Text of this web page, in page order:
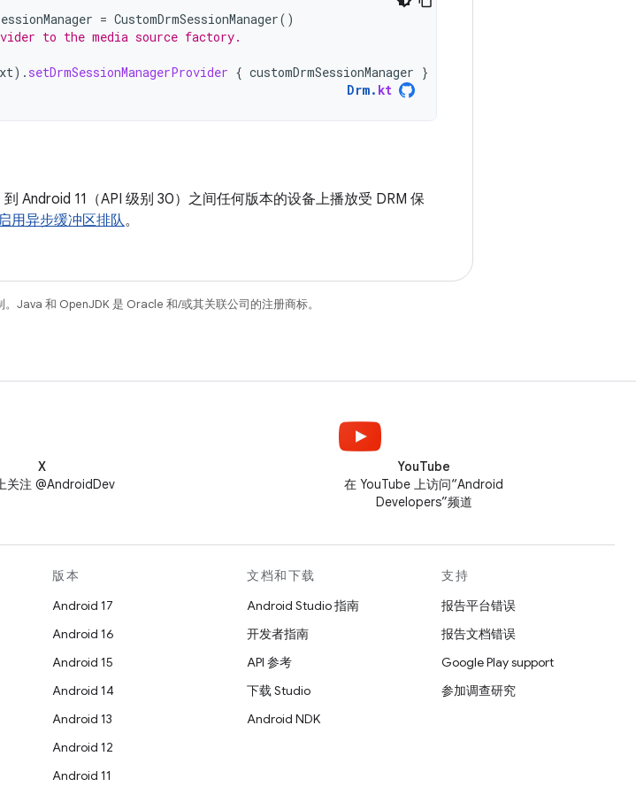
= CustomDrmSessionManager()
to the media source factory.
). setDrmSessionManagerProvider { customDrmSessionManager }
Drm. kt
Android 11（API 级别 30）之间任何版本的设备上播放受 DRM 保
用异步缓冲区排队。
Java 和 OpenJDK 是 Oracle 和/或其关联公司的注册商标。
X
关注 @AndroidDev
YouTube
在 YouTube 上访问“Android
Developers”频道
版本
Android 17
Android 16
Android 15
Android 14
Android 13
Android 12
Android 11
文档和下载
Android Studio 指南
开发者指南
API 参考
下载 Studio
Android NDK
支持
报告平台错误
报告文档错误
Google Play support
参加调查研究